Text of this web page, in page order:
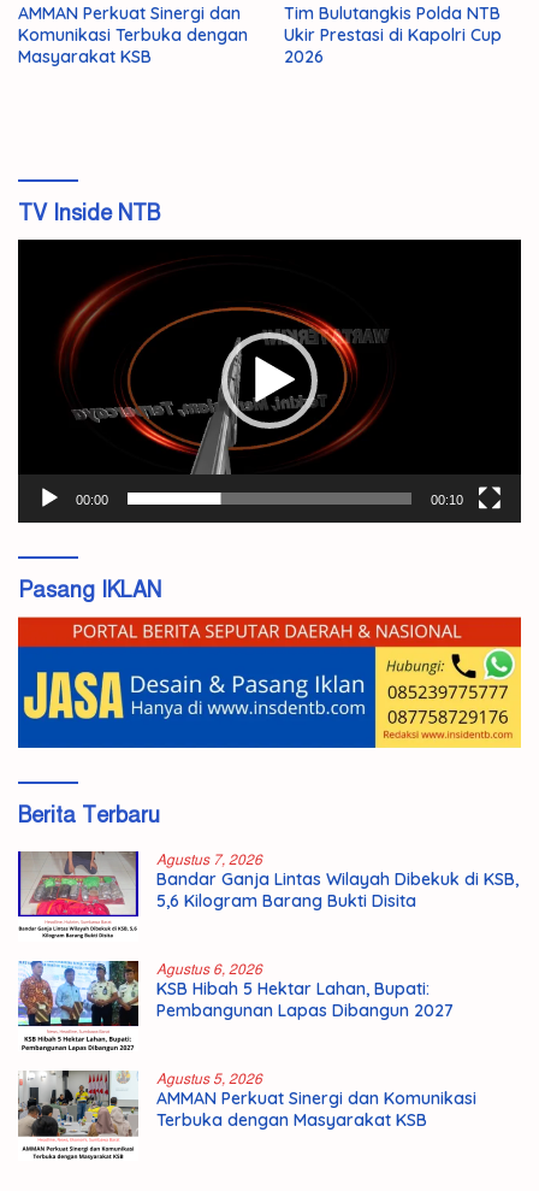
AMMAN Perkuat Sinergi dan
Komunikasi Terbuka dengan
Masyarakat KSB
Tim Bulutangkis Polda NTB
Ukir Prestasi di Kapolri Cup
2026
TV Inside NTB
00:00 00:10
Pasang IKLAN
Berita Terbaru
Agustus 7, 2026
Bandar Ganja Lintas Wilayah Dibekuk di KSB,
5,6 Kilogram Barang Bukti Disita
Agustus 6, 2026
KSB Hibah 5 Hektar Lahan, Bupati:
Pembangunan Lapas Dibangun 2027
Agustus 5, 2026
AMMAN Perkuat Sinergi dan Komunikasi
Terbuka dengan Masyarakat KSB